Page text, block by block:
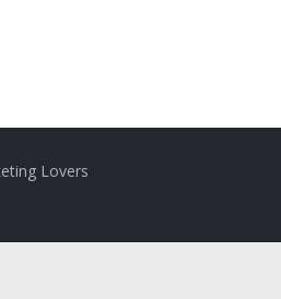
Lovers